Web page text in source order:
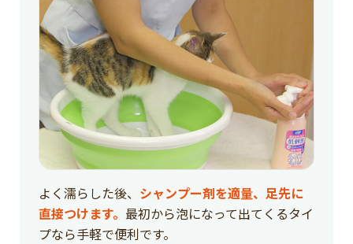
よく濡らした後、 シャンプー剤を適量、足先に
直接つけます。 最初から泡になって出てくるタイ
プなら手軽で便利です。